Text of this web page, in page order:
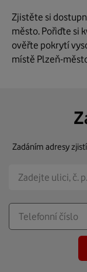
Zjistěte si
město. Pořiďte si
ověřte pokrytí
místě Plzeň-
Zadáním adresy